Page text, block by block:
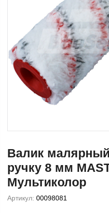
Валик
ручку 8 мм
Мультиколор
Артикул: 00098081